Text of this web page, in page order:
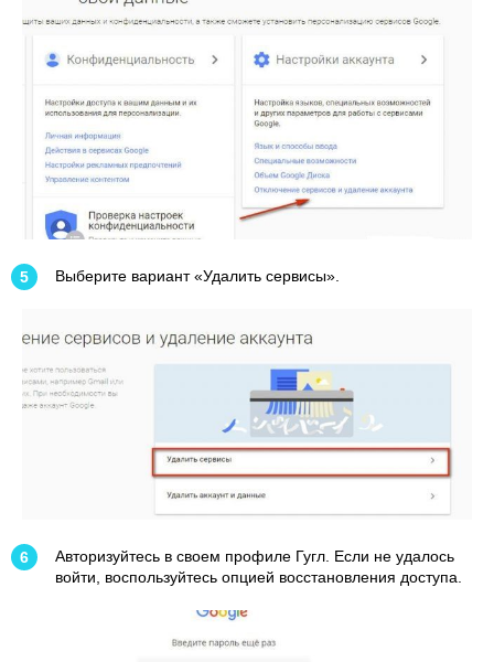
Выберите вариант «Удалить сервисы».
Авторизуйтесь в своем профиле Гугл. Если не удалось
войти, воспользуйтесь опцией восстановления доступа.